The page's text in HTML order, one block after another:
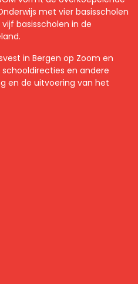
met vier basisscholen
basisscholen in de
in Bergen op Zoom en
en andere
en de uitvoering van het